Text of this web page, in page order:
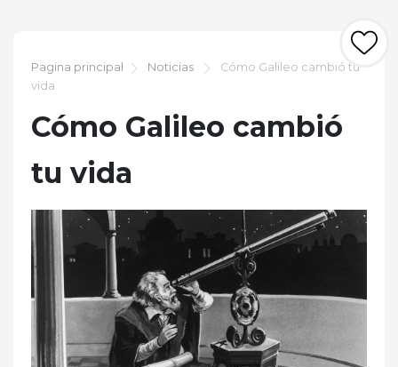
Pagina principal Noticias
Cómo Galileo cambió tu
vida
Cómo Galileo cambió
tu vida